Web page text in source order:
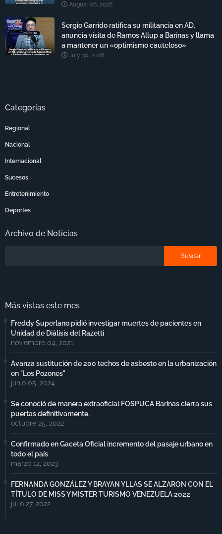
August 06, 2026
Sergio Garrido ratifica su militancia en AD,
anuncia visita de Ramos Allup a Barinas y llama
a mantener un «optimismo cauteloso»
July 30, 2026
Categorías
Regional
Nacional
Internacional
Sucesos
Entretenimiento
Deportes
Archivo de Noticias
Más vistas este mes
Freddy Superlano pidió investigar muertes de pacientes en
Unidad de Diálisis del Razetti
noviembre 04, 2021
Avanza sustitución de 200 techos de asbesto en la urbanización
en "Los Pozones"
junio 05, 2024
Se conoció de manera extraoficial FOSPUCA Barinas cierra sus
puertas definitivamente.
octubre 25, 2022
Confirmado en Gaceta Oficial incremento del pasaje urbano en
todo el país
marzo 12, 2023
FERNANDA GONZÁLEZ Y BRAYAN YLLAS SE ALZARON CON EL
TÍTULO DE MISS Y MISTER TURISMO VENEZUELA 2022
julio 27, 2022